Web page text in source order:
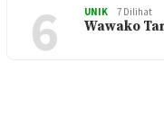
6 UNIK 7 Dilihat
Wawako